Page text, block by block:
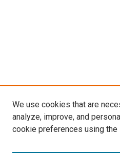
We use cookies that are
analyze, improve, and
cookie preferences using the